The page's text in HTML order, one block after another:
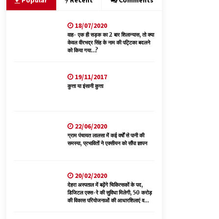
रूपी भावा वन्यजीव अभयारण्य में फिर दिखा जंगलों का
‘खामोश पहरेदार’, दुर्लभ हिमालयन “सीरो” कैमरे में कैद
06/08/2026
में एक दिवसीय ओरिएंटेशन कार्यशाला आयोजित
06/08/2026
करोड़के सोने के आभूषण बरामद, 7 आरोपी गिरफ्तार
05/08/2026
18/07/2020
वाह- एक ही सड़क का 2 बार शिलान्यास, तो क्या
केवल वीरभद्र सिंह के नाम की पट्टिका बदलने
को किया गया…?
19/11/2017
कुत्ता या इंसानी कुत्ता
22/06/2020
ग्राम पंचायत लालसा में कई वर्षों से पानी की
समस्या, प्रभावितों ने एक्सीयन को सौंपा ज्ञापन
20/02/2020
देहरा अस्पताल में बढ़ेंगे चिकित्सकों के पद,
डिजिटल एक्स-रे की सुविधा मिलेगी, 50 करोड़
की विकास परियोजनाओं की आधारशिलाएं व